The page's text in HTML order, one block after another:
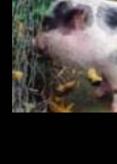
ПОРОДЫ
Мини